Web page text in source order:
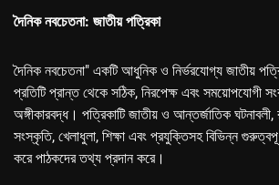
দৈনিক নবচেতনা: জাতীয় পত্রিকা
দৈনিক নবচেতনা" একটি আধুনিক ও নির্ভরযোগ্য জাতীয়
প্রতিটি প্রান্ত থেকে সঠিক, নিরপেক্ষ এবং সময়োপযোগী
অঙ্গীকারবদ্ধ। পত্রিকাটি জাতীয় ও আন্তর্জাতিক ঘটনাবলী,
সংস্কৃতি, খেলাধুলা, শিক্ষা এবং প্রযুক্তিসহ বিভিন্ন
করে পাঠকদের তথ্য প্রদান করে।